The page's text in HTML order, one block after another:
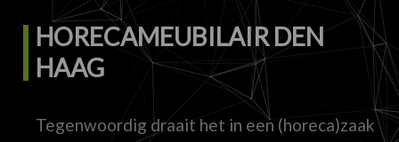
HORECAMEUBILAIR DEN
HAAG
Tegenwoordig draait het in een (horeca)zaak